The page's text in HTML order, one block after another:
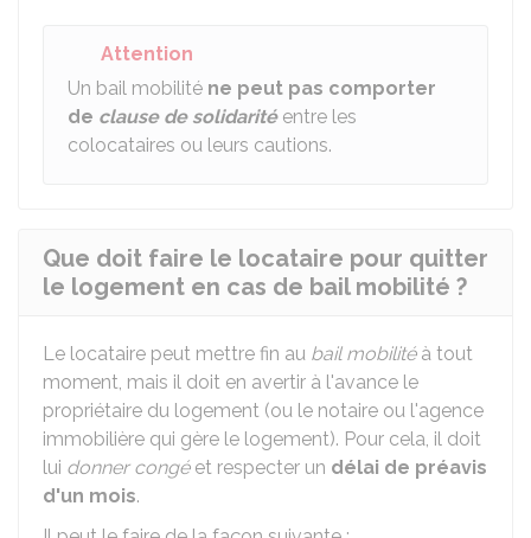
Attention
Un bail mobilité ne peut pas comporter
de clause de solidarité entre les
colocataires ou leurs cautions.
Que doit faire le locataire pour quitter
le logement en cas de bail mobilité ?
Le locataire peut mettre fin au bail mobilitéà tout
moment, mais il doit en avertir à l'avance le
propriétaire du logement (ou le notaire ou l'agence
immobilière qui gère le logement). Pour cela, il doit
lui donner congéet respecter un délai de préavis
d'un mois.